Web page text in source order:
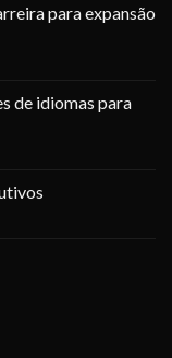
para expansão
de idiomas para